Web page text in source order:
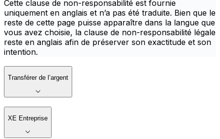
Cette clause de non-responsabilité est fournie
uniquement en anglais et n’a pas été traduite. Bien que le
reste de cette page puisse apparaître dans la langue que
vous avez choisie, la clause de non-responsabilité légale
reste en anglais afin de préserver son exactitude et son
intention.
Transférer de l’argent
XE Entreprise